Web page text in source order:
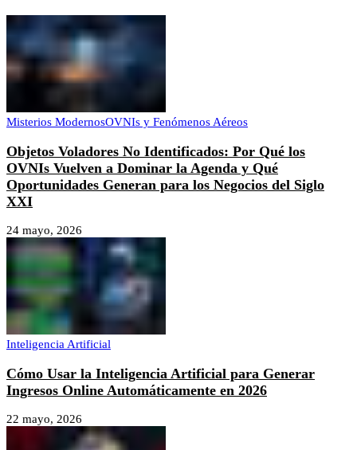
Misterios ModernosOVNIs y Fenómenos Aéreos
Objetos Voladores No Identificados: Por Qué los
OVNIs Vuelven a Dominar la Agenda y Qué
Oportunidades Generan para los Negocios del Siglo
XXI
24 mayo, 2026
Inteligencia Artificial
Cómo Usar la Inteligencia Artificial para Generar
Ingresos Online Automáticamente en 2026
22 mayo, 2026